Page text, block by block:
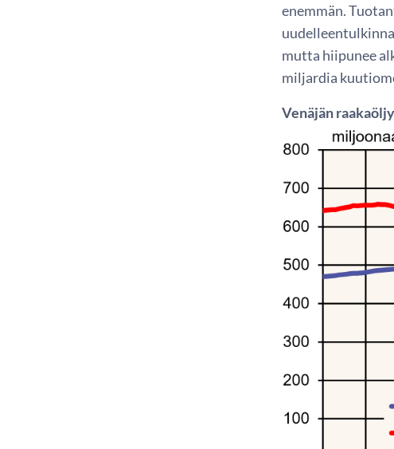
enemmän.
mutta hiipunee
miljardia
Venäjän